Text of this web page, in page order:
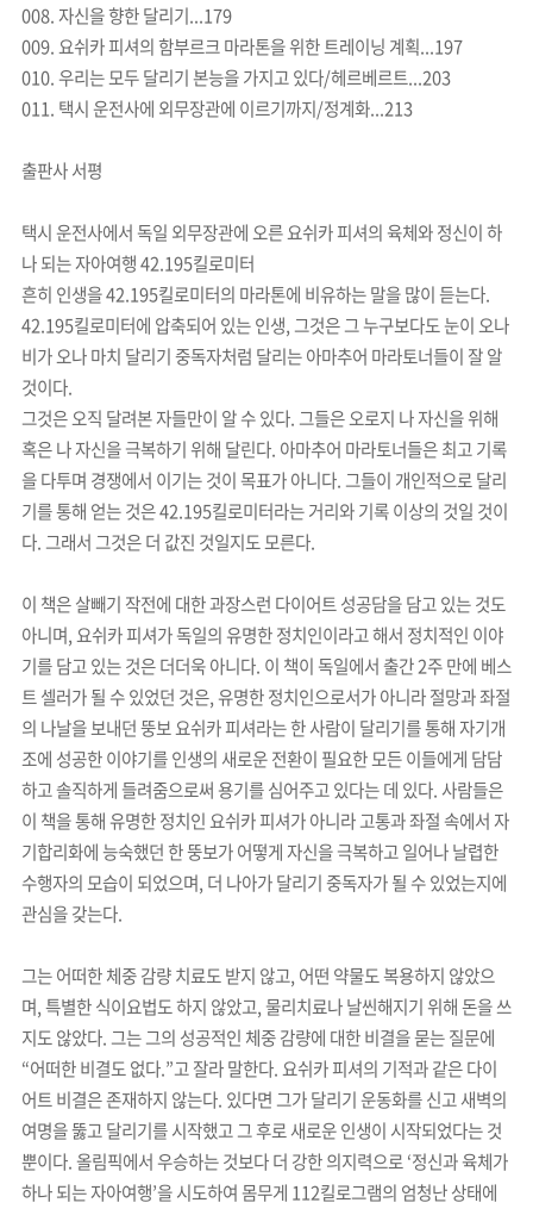
008. 자신을 향한 달리기...179
009. 요쉬카 피셔의 함부르크 마라톤을 위한 트레이닝 계획...197
010. 우리는 모두 달리기 본능을 가지고 있다/헤르베르트...203
011. 택시 운전사에 외무장관에 이르기까지/정계화...213
출판사 서평
택시 운전사에서 독일 외무장관에 오른 요쉬카 피셔의 육체와 정신이 하
나 되는 자아여행 42.195킬로미터
흔히 인생을 42.195킬로미터의 마라톤에 비유하는 말을 많이 듣는다.
42.195킬로미터에 압축되어 있는 인생, 그것은 그 누구보다도 눈이 오나
비가 오나 마치 달리기 중독자처럼 달리는 아마추어 마라토너들이 잘 알
것이다.
그것은 오직 달려본 자들만이 알 수 있다. 그들은 오로지 나 자신을 위해
혹은 나 자신을 극복하기 위해 달린다. 아마추어 마라토너들은 최고 기록
을 다투며 경쟁에서 이기는 것이 목표가 아니다. 그들이 개인적으로 달리
기를 통해 얻는 것은 42.195킬로미터라는 거리와 기록 이상의 것일 것이
다. 그래서 그것은 더 값진 것일지도 모른다.
이 책은 살빼기 작전에 대한 과장스런 다이어트 성공담을 담고 있는 것도
아니며, 요쉬카 피셔가 독일의 유명한 정치인이라고 해서 정치적인 이야
기를 담고 있는 것은 더더욱 아니다. 이 책이 독일에서 출간 2주 만에 베스
트 셀러가 될 수 있었던 것은, 유명한 정치인으로서가 아니라 절망과 좌절
의 나날을 보내던 뚱보 요쉬카 피셔라는 한 사람이 달리기를 통해 자기개
조에 성공한 이야기를 인생의 새로운 전환이 필요한 모든 이들에게 담담
하고 솔직하게 들려줌으로써 용기를 심어주고 있다는 데 있다. 사람들은
이 책을 통해 유명한 정치인 요쉬카 피셔가 아니라 고통과 좌절 속에서 자
기합리화에 능숙했던 한 뚱보가 어떻게 자신을 극복하고 일어나 날렵한
수행자의 모습이 되었으며, 더 나아가 달리기 중독자가 될 수 있었는지에
관심을 갖는다.
그는 어떠한 체중 감량 치료도 받지 않고, 어떤 약물도 복용하지 않았으
며, 특별한 식이요법도 하지 않았고, 물리치료나 날씬해지기 위해 돈을 쓰
지도 않았다. 그는 그의 성공적인 체중 감량에 대한 비결을 묻는 질문에
“어떠한 비결도 없다.”고 잘라 말한다. 요쉬카 피셔의 기적과 같은 다이
어트 비결은 존재하지 않는다. 있다면 그가 달리기 운동화를 신고 새벽의
여명을 뚫고 달리기를 시작했고 그 후로 새로운 인생이 시작되었다는 것
뿐이다. 올림픽에서 우승하는 것보다 더 강한 의지력으로 ‘정신과 육체가
하나 되는 자아여행’을 시도하여 몸무게 112킬로그램의 엄청난 상태에